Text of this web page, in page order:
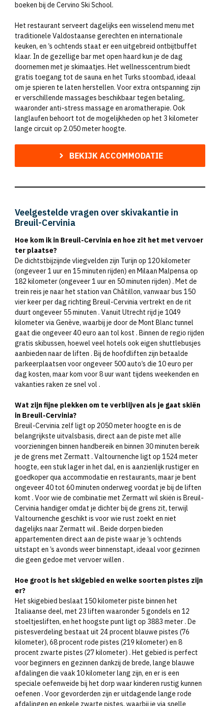
boeken bij de Cervino Ski School.
Het restaurant serveert dagelijks een wisselend menu met
traditionele Valdostaanse gerechten en internationale
keuken, en ’s ochtends staat er een uitgebreid ontbijtbuffet
klaar. In de gezellige bar met open haard kun je de dag
doornemen met je skimaatjes. Het wellnesscentrum biedt
gratis toegang tot de sauna en het Turks stoombad, ideaal
om je spieren te laten herstellen. Voor extra ontspanning zijn
er verschillende massages beschikbaar tegen betaling,
waaronder anti-stress massage en aromatherapie. Ook
langlaufen behoort tot de mogelijkheden op het 3 kilometer
lange circuit op 2.050 meter hoogte.
BEKIJK ACCOMMODATIE
Veelgestelde vragen over skivakantie in
Breuil-Cervinia
Hoe kom ik in Breuil-Cervinia en hoe zit het met vervoer
ter plaatse?
De dichtstbijzijnde vliegvelden zijn Turijn op 120 kilometer
(ongeveer 1 uur en 15 minuten rijden) en Milaan Malpensa op
182 kilometer (ongeveer 1 uur en 50 minuten rijden) ​. Met de
trein reis je naar het station van Châtillon, vanwaar bus 150
vier keer per dag richting Breuil-Cervinia vertrekt en de rit
duurt ongeveer 55 minuten ​. Vanuit Utrecht rijd je 1049
kilometer via Genève, waarbij je door de Mont Blanc tunnel
gaat die ongeveer 40 euro aan tol kost ​. Binnen de regio rijden
gratis skibussen, hoewel veel hotels ook eigen shuttlebusjes
aanbieden naar de liften ​. Bij de hoofdliften zijn betaalde
parkeerplaatsen voor ongeveer 500 auto’s die 10 euro per
dag kosten, maar kom voor 8 uur want tijdens weekenden en
vakanties raken ze snel vol ​.
Wat zijn fijne plekken om te verblijven als je gaat skiën
in Breuil-Cervinia?
Breuil-Cervinia zelf ligt op 2050 meter hoogte en is de
belangrijkste uitvalsbasis, direct aan de piste met alle
voorzieningen binnen handbereik en binnen 30 minuten bereik
je de grens met Zermatt ​. Valtournenche ligt op 1524 meter
hoogte, een stuk lager in het dal, en is aanzienlijk rustiger en
goedkoper qua accommodatie en restaurants, maar je bent
ongeveer 40 tot 60 minuten onderweg voordat je bij de liften
komt ​. Voor wie de combinatie met Zermatt wil skiën is Breuil-
Cervinia handiger omdat je dichter bij de grens zit, terwijl
Valtournenche geschikt is voor wie rust zoekt en niet
dagelijks naar Zermatt wil ​. Beide dorpen bieden
appartementen direct aan de piste waar je ’s ochtends
uitstapt en ’s avonds weer binnenstapt, ideaal voor gezinnen
die geen gedoe met vervoer willen ​.
Hoe groot is het skigebied en welke soorten pistes zijn
er?
Het skigebied beslaat 150 kilometer piste binnen het
Italiaanse deel, met 23 liften waaronder 5 gondels en 12
stoeltjesliften, en het hoogste punt ligt op 3883 meter ​. De
pistesverdeling bestaat uit 24 procent blauwe pistes (76
kilometer), 68 procent rode pistes (219 kilometer) en 8
procent zwarte pistes (27 kilometer) ​. Het gebied is perfect
voor beginners en gezinnen dankzij de brede, lange blauwe
afdalingen die vaak 10 kilometer lang zijn, en er is een
speciale oefenweide bij het dorp waar kinderen rustig kunnen
oefenen ​. Voor gevorderden zijn er uitdagende lange rode
afdalingen en enkele zwarte pistes, waarbij je via snelle